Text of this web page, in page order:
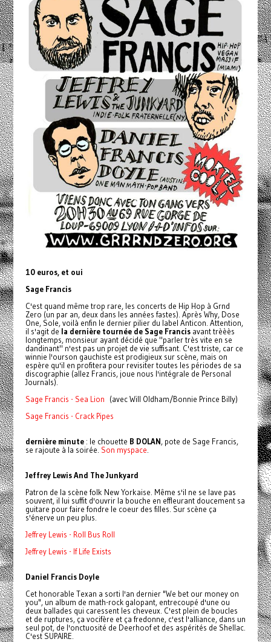
10 euros, et oui
Sage Francis
C'est quand même trop rare, les concerts de Hip Hop à Grnd
Zero (un par an, deux dans les années fastes). Après Why, Dose
One, Sole, voilà enfin le dernier pilier du label Anticon. Attention,
il s'agit de la dernière tournée de Sage Francis avant trèèès
longtemps, monsieur ayant décidé que "parler très vite en se
dandinant" n'est pas un projet de vie suffisant. C'est triste, car ce
winnie l'ourson gauchiste est prodigieux sur scène, mais on
espère qu'il en profitera pour revisiter toutes les périodes de sa
discographie (allez Francis, joue nous l'intégrale de Personal
Journals).
Sage Francis - Sea Lion (avec Will Oldham/Bonnie Prince Billy)
Sage Francis - Crack Pipes
dernière minute: le chouette B DOLAN, pote de Sage Francis,
se rajoute à la soirée. Son myspace.
Jeffrey Lewis And The Junkyard
Patron de la scène folk New Yorkaise. Même s'il ne se lave pas
souvent, il lui suffit d'ouvrir la bouche en effleurant doucement sa
guitare pour faire fondre le coeur des filles. Sur scène ça
s'énerve un peu plus.
Jeffrey Lewis - Roll Bus Roll
Jeffrey Lewis - If Life Exists
Daniel Francis Doyle
Cet honorable Texan a sorti l'an dernier "We bet our money on
you", un album de math-rock galopant, entrecoupé d'une ou
deux ballades qui caressent les cheveux. C'est plein de boucles
et de ruptures, ça vocifère et ça fredonne, c'est l'alliance, dans un
seul pot, de l'onctuosité de Deerhoof et des aspérités de Shellac.
C'est SUPAIRE.